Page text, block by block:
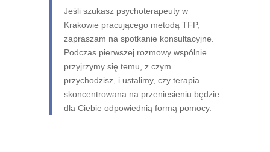
Jeśli szukasz psychoterapeuty w
Krakowie pracującego metodą TFP,
zapraszam na spotkanie konsultacyjne.
Podczas pierwszej rozmowy wspólnie
przyjrzymy się temu, z czym
przychodzisz, i ustalimy, czy terapia
skoncentrowana na przeniesieniu będzie
dla Ciebie odpowiednią formą pomocy.